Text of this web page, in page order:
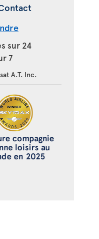
sur 24
7
A.T. Inc.